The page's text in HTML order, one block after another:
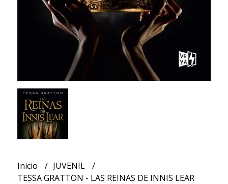
Inicio
JUVENIL
TESSA GRATTON - LAS REINAS DE INNIS LEAR